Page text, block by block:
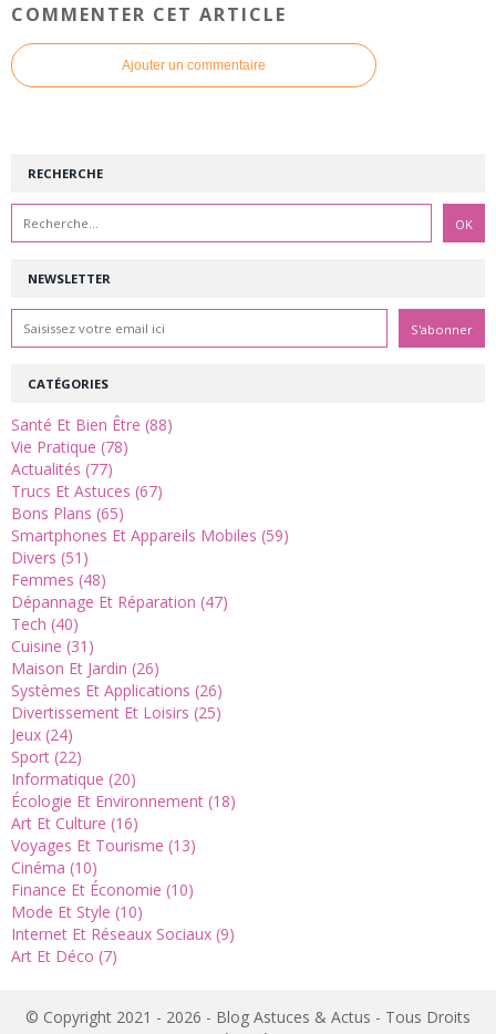
COMMENTER CET ARTICLE
Ajouter un commentaire
NEWSLETTER
RECHERCHE
CATÉGORIES
Santé Et Bien Être (88)
Vie Pratique (78)
Actualités (77)
Trucs Et Astuces (67)
Bons Plans (65)
Smartphones Et Appareils Mobiles (59)
Divers (51)
Femmes (48)
Dépannage Et Réparation (47)
Tech (40)
Cuisine (31)
Maison Et Jardin (26)
Systèmes Et Applications (26)
Divertissement Et Loisirs (25)
Jeux (24)
Sport (22)
Informatique (20)
Écologie Et Environnement (18)
Art Et Culture (16)
Voyages Et Tourisme (13)
Cinéma (10)
Finance Et Économie (10)
Mode Et Style (10)
Internet Et Réseaux Sociaux (9)
Art Et Déco (7)
© Copyright 2021 - 2026 - Blog Astuces & Actus - Tous Droits